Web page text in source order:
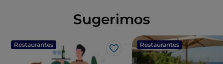
Sugerimos
Restaurantes
Me gusta
Restaurantes